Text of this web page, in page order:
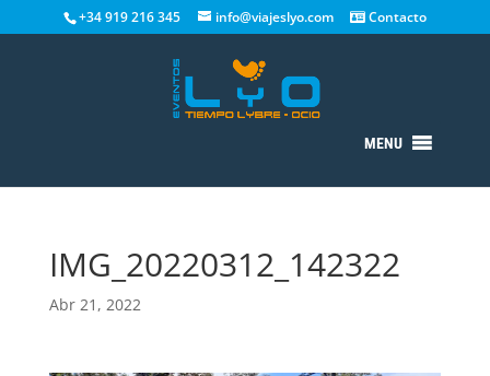
+34 919 216 345 info@viajeslyo.com Contacto
MENU
IMG_20220312_142322
Abr 21, 2022